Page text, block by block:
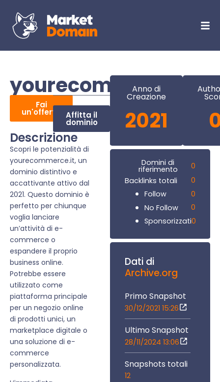
yourecommerce.it
Fai
un'offerta Affitta il
dominio
Descrizione
Scopri le potenzialità di
yourecommerce.it, un
dominio distintivo e
accattivante attivo dal
2021. Questo dominio è
perfetto per chiunque
voglia lanciare
un’attività di e-
commerce o
espandere il proprio
business online.
Potrebbe essere
utilizzato come
piattaforma principale
per un negozio online
di prodotti unici, un
marketplace digitale o
una soluzione di e-
commerce
personalizzata.
Anno di
Creazione
2021
Domini di
riferimento
0
Backlinks totali
0
Follow
0
No Follow
0
Sponsorizzati0
Dati di
Archive.org
Primo Snapshot
30/12/2021 15:26
Ultimo Snapshot
28/11/2024 13:06
Snapshots totali
12